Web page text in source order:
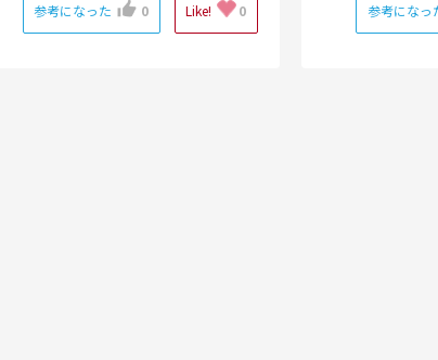
参考になった 0 Like! 0 参考になっ